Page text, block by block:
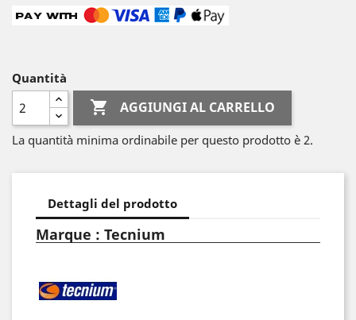
Quantità
 AGGIUNGI AL CARRELLO
La quantità minima ordinabile per questo prodotto è 2.
Dettagli del prodotto
Marque : Tecnium